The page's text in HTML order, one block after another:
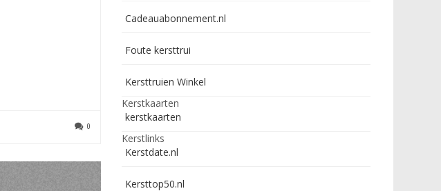
0
Cadeauabonnement.nl
Foute kersttrui
Kersttruien Winkel
Kerstkaarten
kerstkaarten
Kerstlinks
Kerstdate.nl
Kersttop50.nl